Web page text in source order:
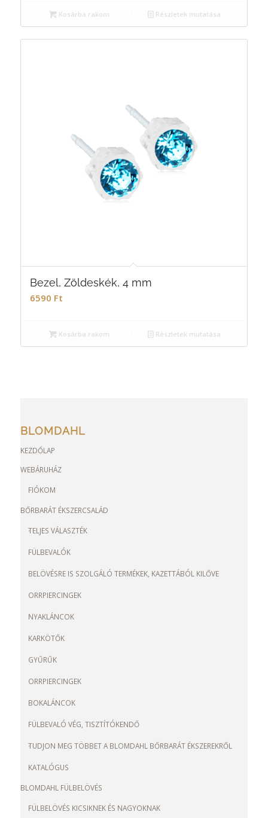
Kosárba rakom Részletek mutatása
Bezel, Zöldeskék, 4 mm
6590 Ft
Kosárba rakom Részletek mutatása
BLOMDAHL
KEZDŐLAP
WEBÁRUHÁZ
FIÓKOM
BŐRBARÁT ÉKSZERCSALÁD
TELJES VÁLASZTÉK
FÜLBEVALÓK
BELÖVÉSRE IS SZOLGÁLÓ TERMÉKEK, KAZETTÁBÓL KILŐVE
ORRPIERCINGEK
NYAKLÁNCOK
KARKÖTŐK
GYŰRŰK
ORRPIERCINGEK
BOKALÁNCOK
FÜLBEVALÓ VÉG, TISZTÍTÓKENDŐ
TUDJON MEG TÖBBET A BLOMDAHL BŐRBARÁT ÉKSZEREKRŐL
KATALÓGUS
BLOMDAHL FÜLBELÖVÉS
FÜLBELÖVÉS KICSIKNEK ÉS NAGYOKNAK